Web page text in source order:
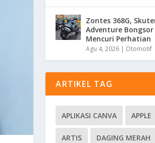
Zontes 368G,
Adventure Bongsor
Mencuri Perhatian
Agu 4, 2026 | Otomotif
ARTIKEL TAG
APLIKASI CANVA APPLE
ARTIS DAGING MERAH